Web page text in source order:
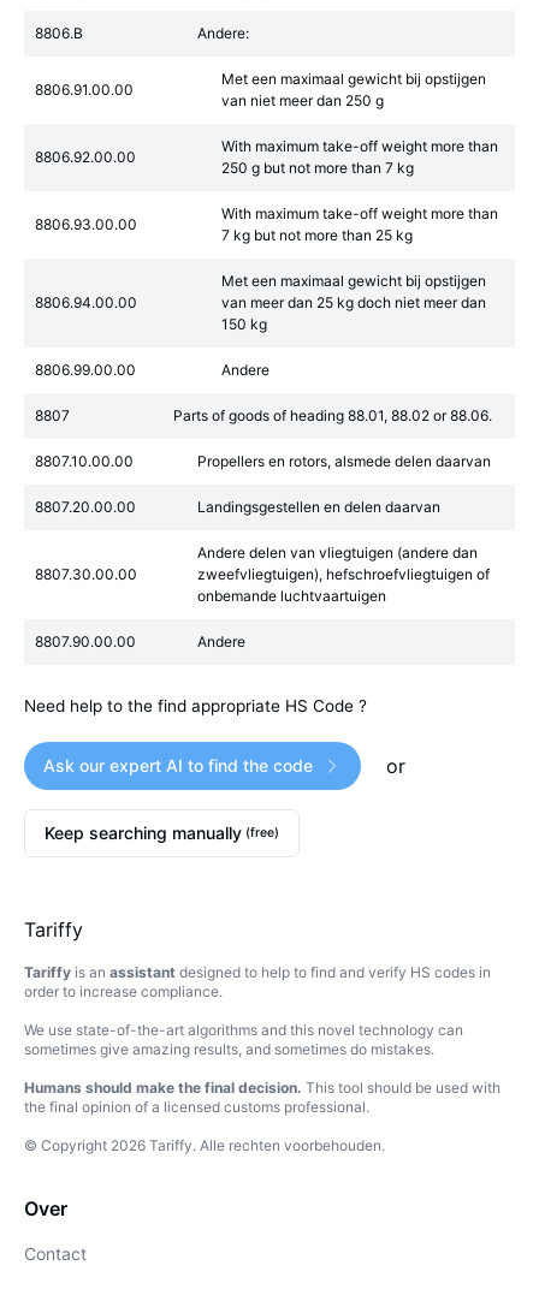
8806.B Andere:
8806.91.00.00
Met een maximaal gewicht bij opstijgen
van niet meer dan 250 g
8806.92.00.00
With maximum take-off weight more than
250 g but not more than 7 kg
8806.93.00.00
With maximum take-off weight more than
7 kg but not more than 25 kg
8806.94.00.00
Met een maximaal gewicht bij opstijgen
van meer dan 25 kg doch niet meer dan
150 kg
8806.99.00.00 Andere
8807 Parts of goods of heading 88.01, 88.02 or 88.06.
8807.10.00.00 Propellers en rotors, alsmede delen daarvan
8807.20.00.00 Landingsgestellen en delen daarvan
8807.30.00.00
Andere delen van vliegtuigen (andere dan
zweefvliegtuigen), hefschroefvliegtuigen of
onbemande luchtvaartuigen
8807.90.00.00 Andere
Need help to the find appropriate HS Code ?
Ask our expert AI to find the code or
Keep searching manually (free)
Tariffy
Tariffy is an assistant designed to help to find and verify HS codes in
order to increase compliance.
We use state-of-the-art algorithms and this novel technology can
sometimes give amazing results, and sometimes do mistakes.
Humans should make the final decision. This tool should be used with
the final opinion of a licensed customs professional.
© Copyright 2026 Tariffy. Alle rechten voorbehouden.
Over
Contact